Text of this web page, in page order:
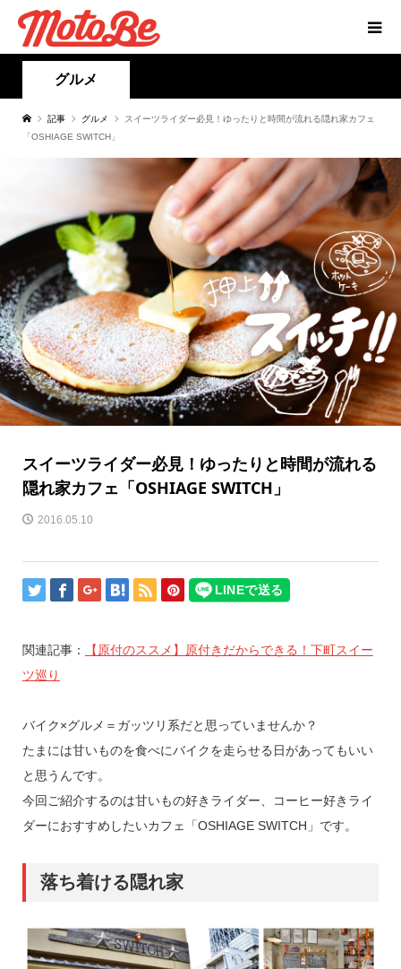
グルメ
記事 グルメ
スイーツライダー必見！ゆったりと時間が流れる隠れ家カフェ
「OSHIAGE SWITCH」
スイーツライダー必見！ゆったりと時間が流れる
隠れ家カフェ「OSHIAGE SWITCH」
2016.05.10
関連記事：
【原付のススメ】原付きだからできる！下町スイー
ツ巡り
バイク×グルメ＝ガッツリ系だと思っていませんか？
たまには甘いものを食べにバイクを走らせる日があってもいい
と思うんです。
今回ご紹介するのは甘いもの好きライダー、コーヒー好きライ
ダーにおすすめしたいカフェ「OSHIAGE SWITCH」です。
落ち着ける隠れ家